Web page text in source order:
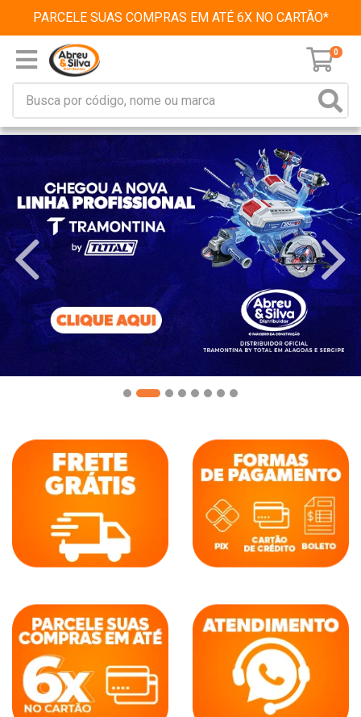
PARCELE SUAS COMPRAS EM ATÉ 6X NO CARTÃO*
0